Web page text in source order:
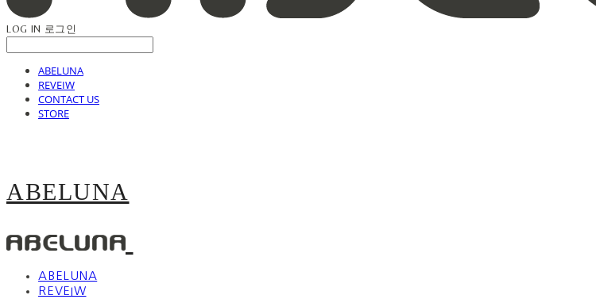
LOG IN 로그인
ABELUNA
REVEIW
CONTACT US
STORE
ABELUNA
ABELUNA
REVEIW